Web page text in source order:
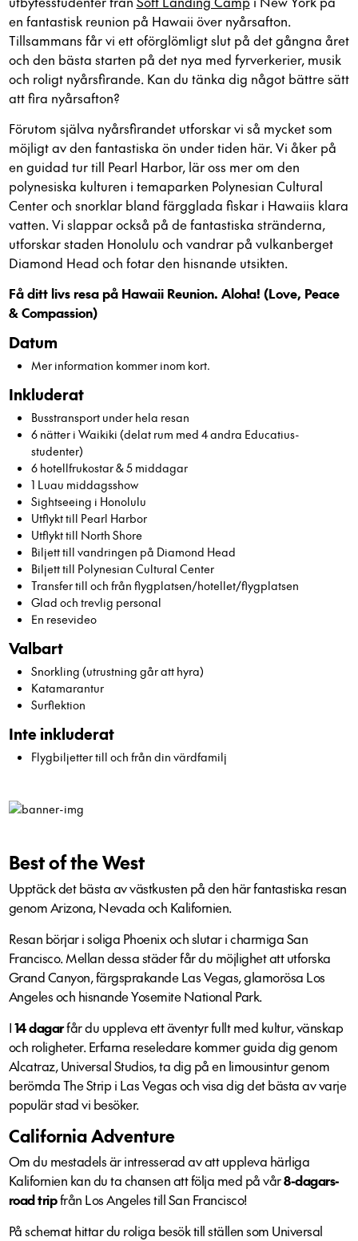
en fantastisk reunion på Hawaii över nyårsafton.
Tillsammans får vi ett oförglömligt slut på det gångna året
och den bästa starten på det nya med fyrverkerier, musik
och roligt nyårsfirande. Kan du tänka dig något bättre sätt
att fira nyårsafton?
Förutom själva nyårsfirandet utforskar vi så mycket som
möjligt av den fantastiska ön under tiden här. Vi åker på
en guidad tur till Pearl Harbor, lär oss mer om den
polynesiska kulturen i temaparken Polynesian Cultural
Center och snorklar bland färgglada fiskar i Hawaiis klara
vatten. Vi slappar också på de fantastiska stränderna,
utforskar staden Honolulu och vandrar på vulkanberget
Diamond Head och fotar den hisnande utsikten.
Få ditt livs resa på Hawaii Reunion. Aloha! (Love, Peace
& Compassion)
Datum
Mer information kommer inom kort.
Inkluderat
Busstransport under hela resan
6 nätter i Waikiki (delat rum med 4 andra Educatius-
studenter)
6 hotellfrukostar & 5 middagar
1 Luau middagsshow
Sightseeing i Honolulu
Utflykt till Pearl Harbor
Utflykt till North Shore
Biljett till vandringen på Diamond Head
Biljett till Polynesian Cultural Center
Transfer till och från flygplatsen/hotellet/flygplatsen
Glad och trevlig personal
En resevideo
Valbart
Snorkling (utrustning går att hyra)
Katamarantur
Surflektion
Inte inkluderat
Flygbiljetter till och från din värdfamilj
Best of the West
Upptäck det bästa av västkusten på den här fantastiska resan
genom Arizona, Nevada och Kalifornien.
Resan börjar i soliga Phoenix och slutar i charmiga San
Francisco. Mellan dessa städer får du möjlighet att utforska
Grand Canyon, färgsprakande Las Vegas, glamorösa Los
Angeles och hisnande Yosemite National Park.
I14 dagarfår du uppleva ett äventyr fullt med kultur, vänskap
och roligheter. Erfarna reseledare kommer guida dig genom
Alcatraz, Universal Studios, ta dig på en limousintur genom
berömda The Strip i Las Vegas och visa dig det bästa av varje
populär stad vi besöker.
California Adventure
Om du mestadels är intresserad av att uppleva härliga
Kalifornien kan du ta chansen att följa med på vår8-dagars-
road tripfrån Los Angeles till San Francisco!
På schemat hittar du roliga besök till ställen som Universal